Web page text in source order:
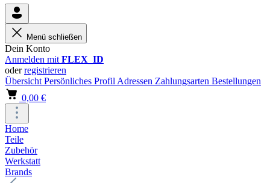
Menü schließen
Dein Konto
Anmelden mit FLEX_ID
oderregistrieren
Übersicht Persönliches Profil Adressen Zahlungsarten Bestellungen
0,00 €
Home
Teile
Zubehör
Werkstatt
Brands